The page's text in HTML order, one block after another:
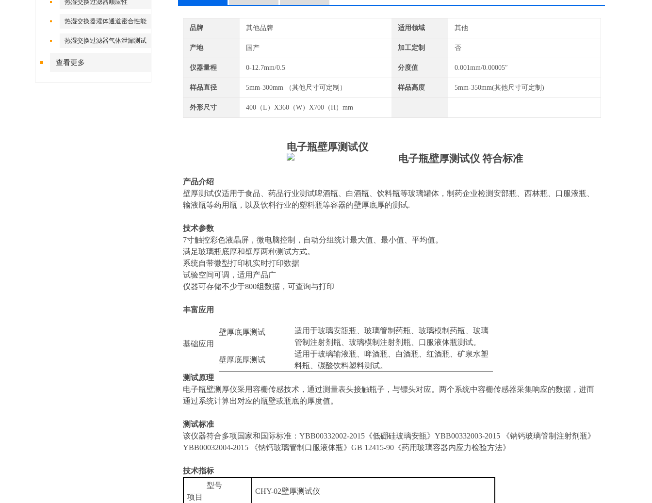
热湿交换过滤器顺应性
热湿交换器灌体通道密合性能
热湿交换过滤器气体泄漏测试
查看更多
品牌 其他品牌 适用领域 其他
产地 国产 加工定制 否
仪器量程 0-12.7mm/0.5 分度值 0.001mm/0.00005″
样品直径 5mm-300mm （其他尺寸可定制） 样品高度 5mm-350mm(其他尺寸可定制)
外形尺寸 400（L）X360（W）X700（H）mm
电子瓶壁厚测试仪
产品介绍
壁厚测试仪适用于食品、药品行业测试啤酒瓶、白酒瓶、饮料瓶等玻璃罐体，制药企业检测安部瓶、西林瓶、口服液瓶、
输液瓶等药用瓶，以及饮料行业的塑料瓶等容器的壁厚底厚的测试.
技术参数
7寸触控彩色液晶屏，微电脑控制，自动分组统计最大值、最小值、平均值。
满足玻璃瓶底厚和壁厚两种测试方式。
系统自带微型打印机实时打印数据
试验空间可调，适用产品广
仪器可存储不少于800组数据 ， 可查询与打印
丰富应用
基础应用
壁厚底厚测试
适用于玻璃安瓿瓶、玻璃管制药瓶、玻璃模制药瓶、玻璃
管制注射剂瓶、玻璃模制注射剂瓶、口服液体瓶测试。
壁厚底厚测试
适用于玻璃输液瓶、啤酒瓶、白酒瓶、红酒瓶、矿泉水塑
料瓶、碳酸饮料塑料测试。
测试原理
电子瓶壁测厚仪采用容栅传感技术，通过测量表头接触瓶子，与镖头对应。两个系统中容栅传感器采集响应的数据，进而
通过系统计算出对应的瓶壁或瓶底的厚度值。
测试标准
该仪器符合多项国家和国际标准： YBB00332002-2015《低硼硅玻璃安瓿》YBB00332003-2015 《钠钙玻璃管制注射剂瓶》
YBB00032004-2015 《钠钙玻璃管制口服液体瓶》GB 12415-90《药用玻璃容器内应力检验方法》
技术指标
型号
项目
CHY-02壁厚测试仪